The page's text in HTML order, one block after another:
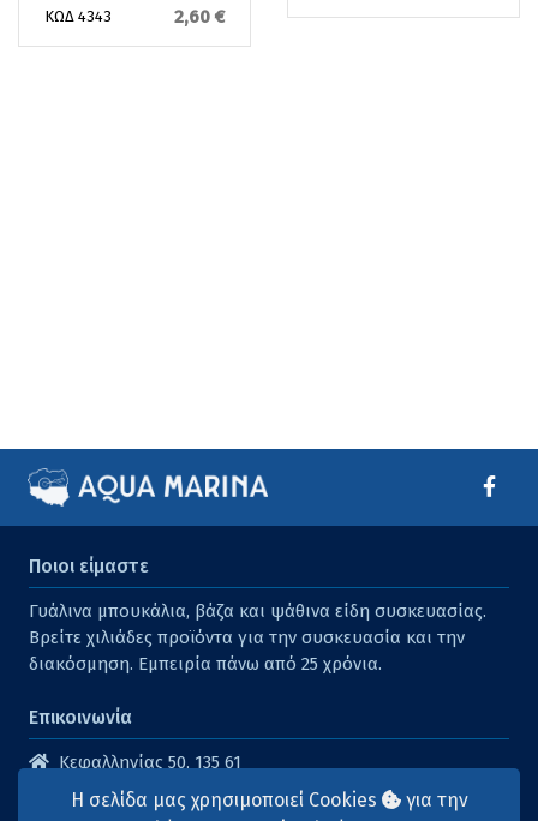
ΚΩΔ 4343 2,60 €
Ποιοι είμαστε
Γυάλινα μπουκάλια, βάζα και ψάθινα είδη συσκευασίας.
Βρείτε χιλιάδες προϊόντα για την συσκευασία και την
διακόσμηση. Εμπειρία πάνω από 25 χρόνια.
Επικοινωνία
Κεφαλληνίας 50, 135 61
Άγιοι Ανάργυροι
Η σελίδα μας χρησιμοποιεί Cookies
για την